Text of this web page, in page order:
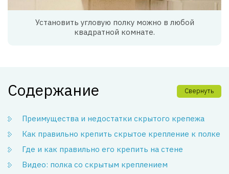
Установить угловую полку можно в любой
квадратной комнате.
Содержание Свернуть
Преимущества и недостатки скрытого крепежа
Как правильно крепить скрытое крепление к полке
Где и как правильно его крепить на стене
Видео: полка со скрытым креплением